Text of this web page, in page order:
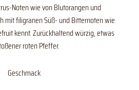
Noten wie von Blutorangen und
mit filigranen Süß- und Bitternoten wie
kennt. Zurückhaltend würzig, etwas
roten Pfeffer.
Geschmack